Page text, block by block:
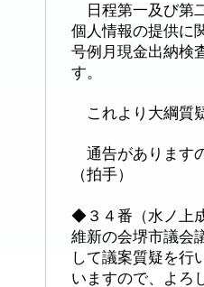
日程第一及び第
個人情報の提供に
号例月現金出納検
す。
これより大綱質
通告があります
（拍手）
◆３４番（水ノ上
維新の会堺市議会
して議案質疑を行
いますので、よろ